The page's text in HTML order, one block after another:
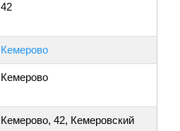
42
Кемерово
Кемерово
Кемерово, 42, Кемеровский